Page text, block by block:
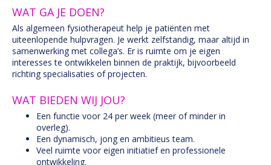
WAT GA JE DOEN?
Als algemeen fysiotherapeut help je patiënten met
uiteenlopende hulpvragen. Je werkt zelfstandig, maar altijd in
samenwerking met collega’s. Er is ruimte om je eigen
interesses te ontwikkelen binnen de praktijk, bijvoorbeeld
richting specialisaties of projecten.
WAT BIEDEN WIJ JOU?
Een functie voor 24 per week (meer of minder in
overleg).
Een dynamisch, jong en ambitieus team.
Veel ruimte voor eigen initiatief en professionele
ontwikkeling.